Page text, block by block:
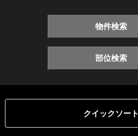
物件検索
部位検索
クイックソート